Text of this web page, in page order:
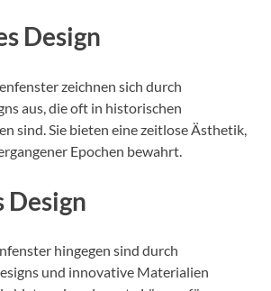
Design
zeichnen sich durch
aus, die oft in historischen
sind. Sie bieten eine zeitlose Ästhetik,
Epochen bewahrt.
Design
hingegen sind durch
und innovative Materialien